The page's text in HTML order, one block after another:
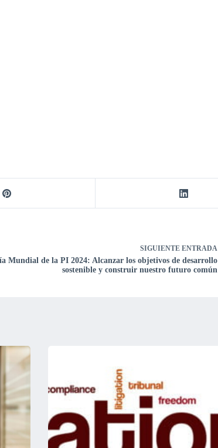
SIGUIENTE ENTRADA
Mundial de la PI 2024: Alcanzar los objetivos de desarrollo
sostenible y construir nuestro futuro común